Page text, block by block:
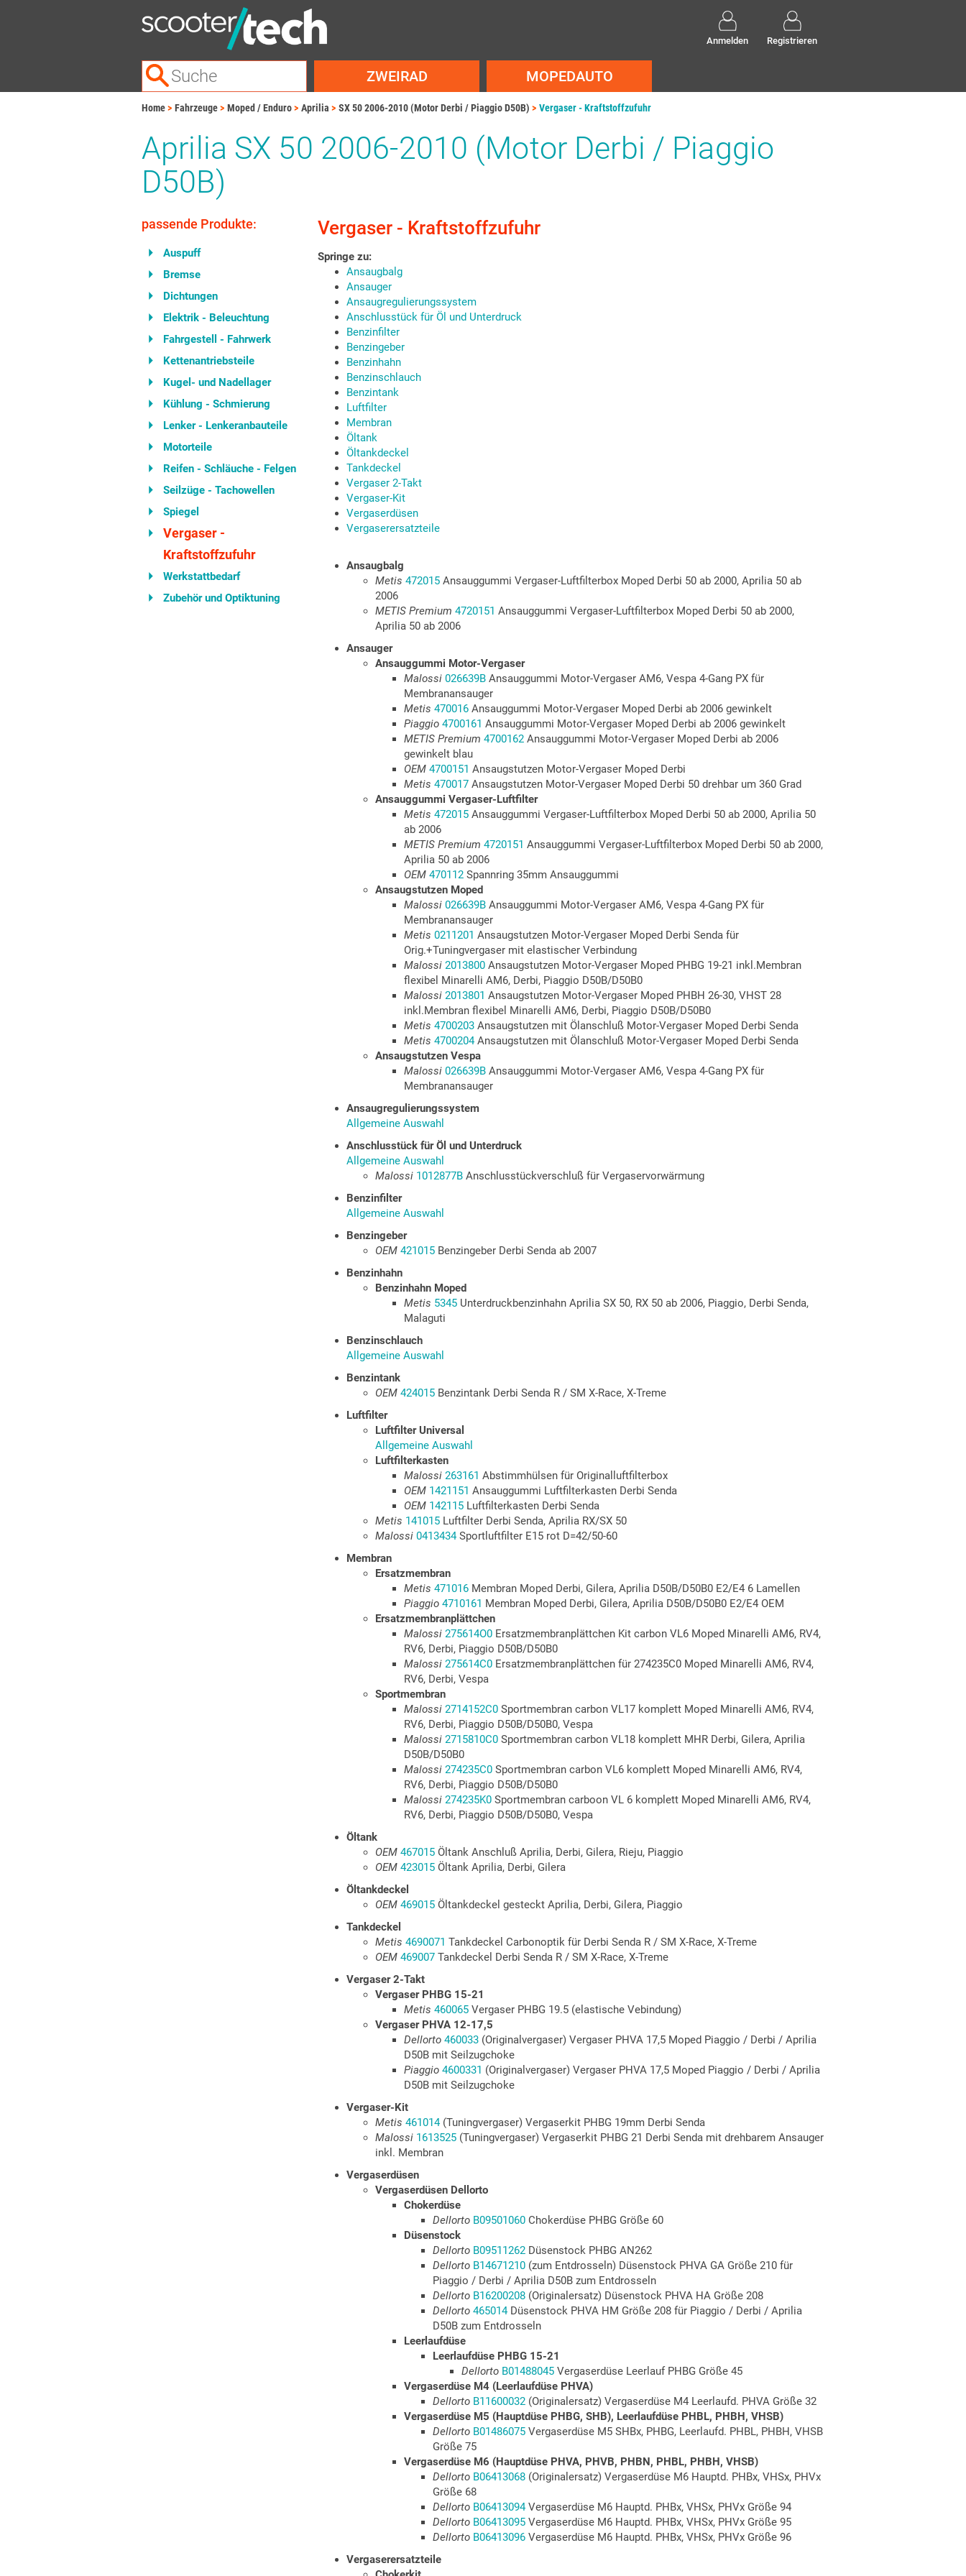
Anmelden Registrieren
ZWEIRAD MOPEDAUTO
Home Fahrzeuge Moped / Enduro Aprilia SX 50 2006-2010 (Motor Derbi / Piaggio D50B) Vergaser - Kraftstoffzufuhr
Aprilia SX 50 2006-2010 (Motor Derbi / Piaggio
D50B)
passende Produkte:
Auspuff
Bremse
Dichtungen
Elektrik - Beleuchtung
Fahrgestell - Fahrwerk
Kettenantriebsteile
Kugel- und Nadellager
Kühlung - Schmierung
Lenker - Lenkeranbauteile
Motorteile
Reifen - Schläuche - Felgen
Seilzüge - Tachowellen
Spiegel
Vergaser -
Kraftstoffzufuhr
Werkstattbedarf
Zubehör und Optiktuning
Vergaser - Kraftstoffzufuhr
Springe zu:
Ansaugbalg
Ansauger
Ansaugregulierungssystem
Anschlusstück für Öl und Unterdruck
Benzinfilter
Benzingeber
Benzinhahn
Benzinschlauch
Benzintank
Luftfilter
Membran
Öltank
Öltankdeckel
Tankdeckel
Vergaser 2-Takt
Vergaser-Kit
Vergaserdüsen
Vergaserersatzteile
Ansaugbalg
Metis 472015 Ansauggummi Vergaser-Luftfilterbox Moped Derbi 50 ab 2000, Aprilia 50 ab
2006
METIS Premium 4720151 Ansauggummi Vergaser-Luftfilterbox Moped Derbi 50 ab 2000,
Aprilia 50 ab 2006
Ansauger
Ansauggummi Motor-Vergaser
Malossi 026639B Ansauggummi Motor-Vergaser AM6, Vespa 4-Gang PX für
Membranansauger
Metis 470016 Ansauggummi Motor-Vergaser Moped Derbi ab 2006 gewinkelt
Piaggio 4700161 Ansauggummi Motor-Vergaser Moped Derbi ab 2006 gewinkelt
METIS Premium 4700162 Ansauggummi Motor-Vergaser Moped Derbi ab 2006
gewinkelt blau
OEM 4700151 Ansaugstutzen Motor-Vergaser Moped Derbi
Metis 470017 Ansaugstutzen Motor-Vergaser Moped Derbi 50 drehbar um 360 Grad
Ansauggummi Vergaser-Luftfilter
Metis 472015 Ansauggummi Vergaser-Luftfilterbox Moped Derbi 50 ab 2000, Aprilia 50
ab 2006
METIS Premium 4720151 Ansauggummi Vergaser-Luftfilterbox Moped Derbi 50 ab 2000,
Aprilia 50 ab 2006
OEM 470112 Spannring 35mm Ansauggummi
Ansaugstutzen Moped
Malossi 026639B Ansauggummi Motor-Vergaser AM6, Vespa 4-Gang PX für
Membranansauger
Metis 0211201 Ansaugstutzen Motor-Vergaser Moped Derbi Senda für
Orig.+Tuningvergaser mit elastischer Verbindung
Malossi 2013800 Ansaugstutzen Motor-Vergaser Moped PHBG 19-21 inkl.Membran
flexibel Minarelli AM6, Derbi, Piaggio D50B/D50B0
Malossi 2013801 Ansaugstutzen Motor-Vergaser Moped PHBH 26-30, VHST 28
inkl.Membran flexibel Minarelli AM6, Derbi, Piaggio D50B/D50B0
Metis 4700203 Ansaugstutzen mit Ölanschluß Motor-Vergaser Moped Derbi Senda
Metis 4700204Ansaugstutzen mit Ölanschluß Motor-Vergaser Moped Derbi Senda
Ansaugstutzen Vespa
Malossi 026639B Ansauggummi Motor-Vergaser AM6, Vespa 4-Gang PX für
Membranansauger
Ansaugregulierungssystem
Allgemeine Auswahl
Anschlusstück für Öl und Unterdruck
Allgemeine Auswahl
Malossi 1012877B Anschlusstückverschluß für Vergaservorwärmung
Benzinfilter
Allgemeine Auswahl
Benzingeber
OEM 421015 Benzingeber Derbi Senda ab 2007
Benzinhahn
Benzinhahn Moped
Metis 5345 Unterdruckbenzinhahn Aprilia SX 50, RX 50 ab 2006, Piaggio, Derbi Senda,
Malaguti
Benzinschlauch
Allgemeine Auswahl
Benzintank
OEM 424015 Benzintank Derbi Senda R / SM X-Race, X-Treme
Luftfilter
Luftfilter Universal
Allgemeine Auswahl
Luftfilterkasten
Malossi 263161 Abstimmhülsen für Originalluftfilterbox
OEM 1421151 Ansauggummi Luftfilterkasten Derbi Senda
OEM 142115 Luftfilterkasten Derbi Senda
Metis 141015 Luftfilter Derbi Senda, Aprilia RX/SX 50
Malossi 0413434Sportluftfilter E15 rot D=42/50-60
Membran
Ersatzmembran
Metis 471016 Membran Moped Derbi, Gilera, Aprilia D50B/D50B0 E2/E4 6 Lamellen
Piaggio 4710161 Membran Moped Derbi, Gilera, Aprilia D50B/D50B0 E2/E4 OEM
Ersatzmembranplättchen
Malossi 275614O0 Ersatzmembranplättchen Kit carbon VL6 Moped Minarelli AM6, RV4,
RV6, Derbi, Piaggio D50B/D50B0
Malossi 275614C0 Ersatzmembranplättchen für 274235C0 Moped Minarelli AM6, RV4,
RV6, Derbi, Vespa
Sportmembran
Malossi 2714152C0 Sportmembran carbon VL17 komplett Moped Minarelli AM6, RV4,
RV6, Derbi, Piaggio D50B/D50B0, Vespa
Malossi 2715810C0 Sportmembran carbon VL18 komplett MHR Derbi, Gilera, Aprilia
D50B/D50B0
Malossi 274235C0 Sportmembran carbon VL6 komplett Moped Minarelli AM6, RV4,
RV6, Derbi, Piaggio D50B/D50B0
Malossi 274235K0 Sportmembran carboon VL 6 komplett Moped Minarelli AM6, RV4,
RV6, Derbi, Piaggio D50B/D50B0, Vespa
Öltank
OEM 467015 Öltank Anschluß Aprilia, Derbi, Gilera, Rieju, Piaggio
OEM 423015 Öltank Aprilia, Derbi, Gilera
Öltankdeckel
OEM 469015 Öltankdeckel gesteckt Aprilia, Derbi, Gilera, Piaggio
Tankdeckel
Metis 4690071 Tankdeckel Carbonoptik für Derbi Senda R / SM X-Race, X-Treme
OEM 469007 Tankdeckel Derbi Senda R / SM X-Race, X-Treme
Vergaser 2-Takt
Vergaser PHBG 15-21
Metis 460065 Vergaser PHBG 19.5 (elastische Vebindung)
Vergaser PHVA 12-17,5
Dellorto 460033 (Originalvergaser) Vergaser PHVA 17,5 Moped Piaggio / Derbi / Aprilia
D50B mit Seilzugchoke
Piaggio 4600331 (Originalvergaser) Vergaser PHVA 17,5 Moped Piaggio / Derbi / Aprilia
D50B mit Seilzugchoke
Vergaser-Kit
Metis 461014(Tuningvergaser) Vergaserkit PHBG 19mm Derbi Senda
Malossi 1613525 (Tuningvergaser) Vergaserkit PHBG 21 Derbi Senda mit drehbarem Ansauger
inkl. Membran
Vergaserdüsen
Vergaserdüsen Dellorto
Chokerdüse
Dellorto B09501060 Chokerdüse PHBG Größe 60
Düsenstock
Dellorto B09511262 Düsenstock PHBG AN262
Dellorto B14671210 (zum Entdrosseln) Düsenstock PHVA GA Größe 210 für
Piaggio / Derbi / Aprilia D50B zum Entdrosseln
Dellorto B16200208 (Originalersatz) Düsenstock PHVA HA Größe 208
Dellorto 465014Düsenstock PHVA HM Größe 208 für Piaggio / Derbi / Aprilia
D50B zum Entdrosseln
Leerlaufdüse
Leerlaufdüse PHBG 15-21
Dellorto B01488045 Vergaserdüse Leerlauf PHBG Größe 45
Vergaserdüse M4 (Leerlaufdüse PHVA)
Dellorto B11600032 (Originalersatz) Vergaserdüse M4 Leerlaufd. PHVA Größe 32
Vergaserdüse M5 (Hauptdüse PHBG, SHB), Leerlaufdüse PHBL, PHBH, VHSB)
Dellorto B01486075 Vergaserdüse M5 SHBx, PHBG, Leerlaufd. PHBL, PHBH, VHSB
Größe 75
Vergaserdüse M6 (Hauptdüse PHVA, PHVB, PHBN, PHBL, PHBH, VHSB)
Dellorto B06413068 (Originalersatz) Vergaserdüse M6 Hauptd. PHBx, VHSx, PHVx
Größe 68
Dellorto B06413094Vergaserdüse M6 Hauptd. PHBx, VHSx, PHVx Größe 94
Dellorto B06413095 Vergaserdüse M6 Hauptd. PHBx, VHSx, PHVx Größe 95
Dellorto B06413096 Vergaserdüse M6 Hauptd. PHBx, VHSx, PHVx Größe 96
Vergaserersatzteile